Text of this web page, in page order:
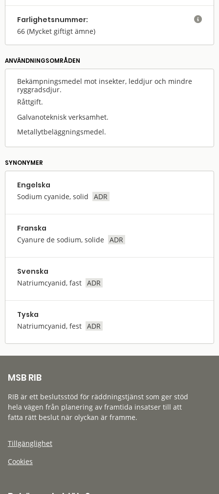
Farlighets­nummer:
66 (Mycket giftigt ämne)

ANVÄNDNINGS­OMRÅDEN
Bekämpningsmedel mot insekter, leddjur och mindre
ryggradsdjur.
Råttgift.
Galvanoteknisk verksamhet.
Metallytbeläggningsmedel.
SYNONYMER
Engelska
Sodium cyanide, solid ADR
Franska
Cyanure de sodium, solide ADR
Svenska
Natriumcyanid, fast ADR
Tyska
Natriumcyanid, fest ADR
MSB RIB
RIB är ett beslutsstöd för räddningstjänst som ger stöd
hela vägen från planering av framtida insatser till att
fatta rätt beslut när olyckan är framme.
Tillgänglighet
Cookies